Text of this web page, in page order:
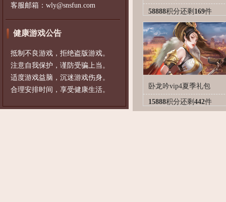
客服邮箱：wly@snsfun.com
健康游戏公告
抵制不良游戏，拒绝盗版游戏。
注意自我保护，谨防受骗上当。
适度游戏益脑，沉迷游戏伤身。
合理安排时间，享受健康生活。
58888积分还剩 169件
卧龙吟vip4夏季礼包
15888积分还剩 442件